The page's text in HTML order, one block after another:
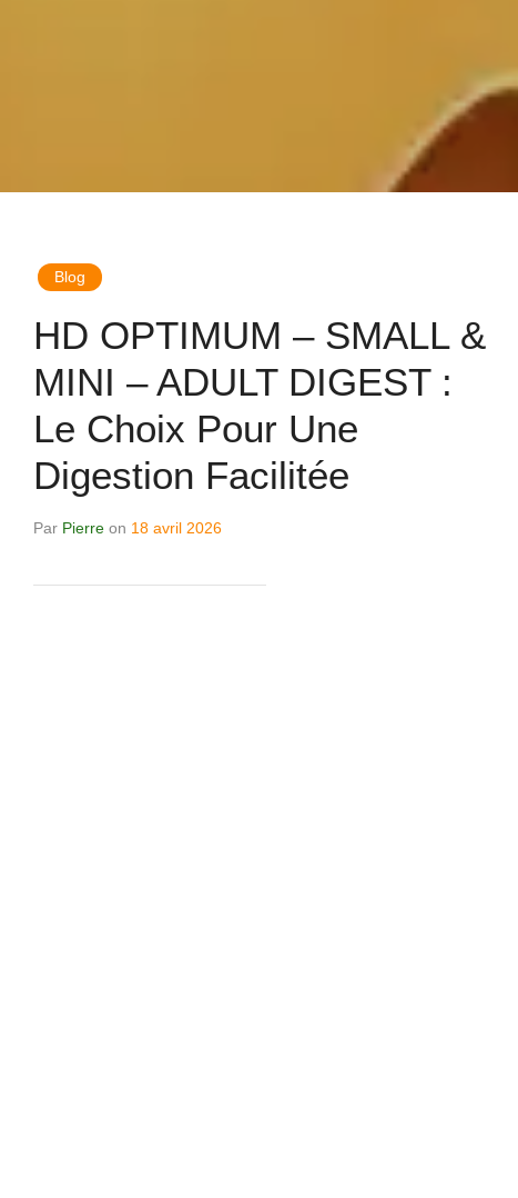
Blog
HD OPTIMUM – SMALL &
MINI – ADULT DIGEST :
Le Choix Pour Une
Digestion Facilitée
Par Pierre on 18 avril 2026